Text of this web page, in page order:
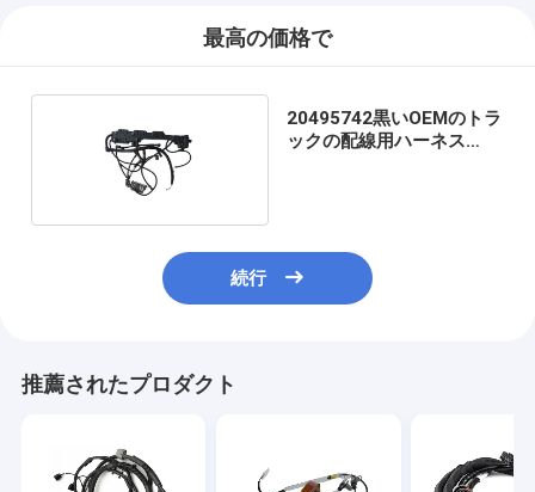
最高の価格で
20495742黒いOEMのトラ
ックの配線用ハーネス
続行
推薦されたプロダクト